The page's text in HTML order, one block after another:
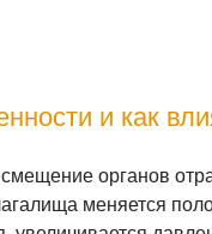
и как
органов
меняется